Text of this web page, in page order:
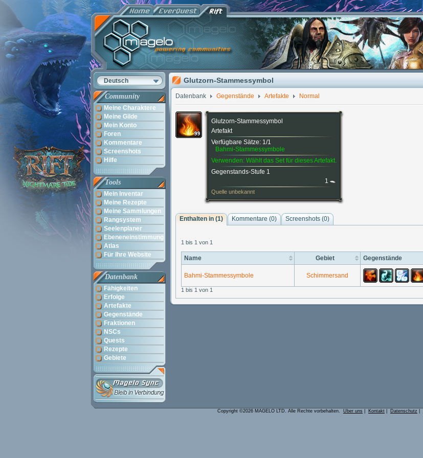
Deutsch
Community
Meine Charaktere
Meine Gilde
Mein Konto
Foren
Kommentare
Screenshots
Hilfe
Tools
Mein Inventar
Meine Rezepte
Meine Sammlungen
Rangsystem
Seelenplaner
Ebeneneinstimmung
Atlas
Für Ihre Website
Datenbank
Fähigkeiten
Erfolge
Artefakte
Gegenstände
Fraktionen
NSCs
Quests
Rezepte
Gebiete
Glutzorn-Stammessymbol
Datenbank Gegenstände Artefakte Normal
Glutzorn-Stammessymbol
Artefakt
Verfügbare Sätze: 1/1
Bahmi-Stammessymbole
Verwenden: Wählt das Set für dieses Artefakt.
Gegenstands-Stufe 1
1
Quelle unbekannt
Enthalten in (1) Kommentare (0) Screenshots (0)
1 bis 1 von 1
Name Gebiet Gegenstände
Bahmi-Stammessymbole Schimmersand
1 bis 1 von 1
Copyright ©2026 MAGELO LTD. Alle Rechte vorbehalten. Über uns Kontakt Datenschutz